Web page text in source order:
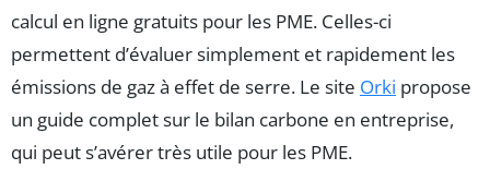
calcul en ligne gratuits pour les PME. Celles-ci
permettent d’évaluer simplement et rapidement les
émissions de gaz à effet de serre. Le site Orki propose
un guide complet sur le bilan carbone en entreprise,
qui peut s’avérer très utile pour les PME.